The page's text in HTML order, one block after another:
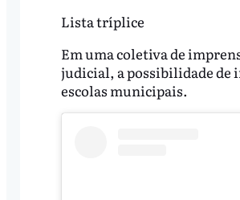
Lista tríplice
Em uma coletiva de
judicial, a possibilidade de
escolas municipais.